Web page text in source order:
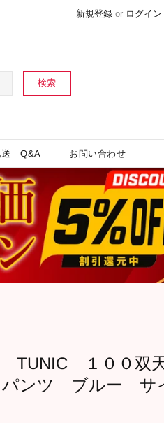
新規登録 or ログイン
検索
送 Q&A お問い合わせ
１００双天
ンツ ブルー サ